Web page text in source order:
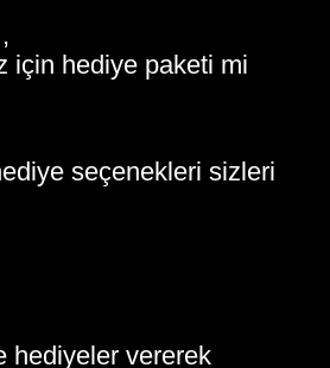
için hediye paketi mi
seçenekleri sizleri
hediyeler vererek